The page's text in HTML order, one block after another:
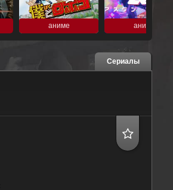
аниме аниме
Сериалы